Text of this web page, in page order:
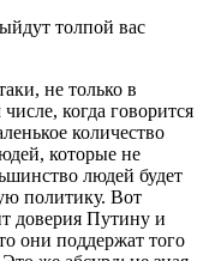
толпой вас
не только в
когда говорится
количество
которые не
людей будет
политику. Вот
доверия Путину и
они поддержат того